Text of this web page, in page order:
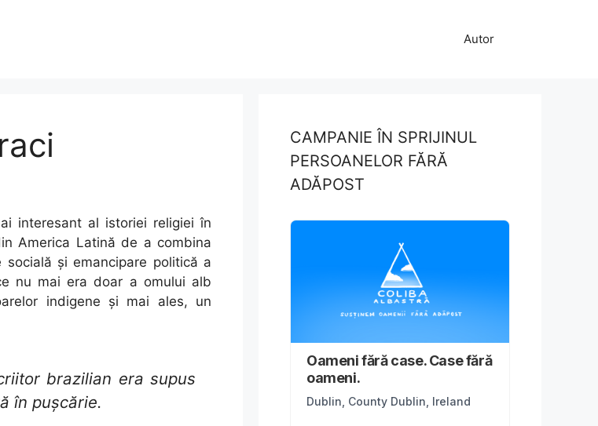
Autor
interesant al istoriei religiei în
America Latină de a combina
și emancipare politică a
nu mai era doar a omului alb
indigene și mai ales, un
brazilian era supus
în pușcărie.
CAMPANIE ÎN SPRIJINUL
PERSOANELOR FĂRĂ
ADĂPOST